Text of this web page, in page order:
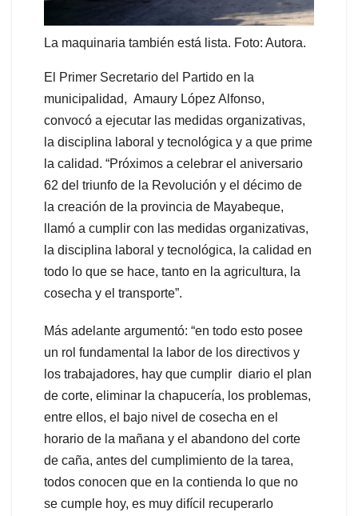
La maquinaria también está lista. Foto: Autora.
El Primer Secretario del Partido en la
municipalidad, Amaury López Alfonso,
convocó a ejecutar las medidas organizativas,
la disciplina laboral y tecnológica y a que prime
la calidad. “Próximos a celebrar el aniversario
62 del triunfo de la Revolución y el décimo de
la creación de la provincia de Mayabeque,
llamó a cumplir con las medidas organizativas,
la disciplina laboral y tecnológica, la calidad en
todo lo que se hace, tanto en la agricultura, la
cosecha y el transporte”.
Más adelante argumentó: “en todo esto posee
un rol fundamental la labor de los directivos y
los trabajadores, hay que cumplir diario el plan
de corte, eliminar la chapucería, los problemas,
entre ellos, el bajo nivel de cosecha en el
horario de la mañana y el abandono del corte
de caña, antes del cumplimiento de la tarea,
todos conocen que en la contienda lo que no
se cumple hoy, es muy difícil recuperarlo